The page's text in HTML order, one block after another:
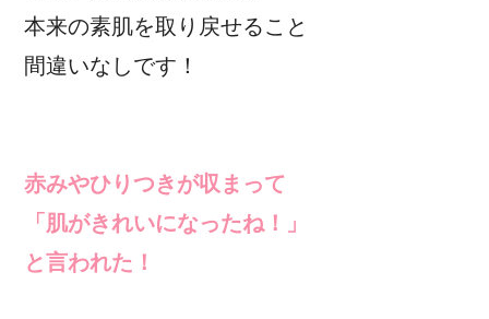
本来の素肌を取り戻せること
間違いなしです！
赤みやひりつきが収まって
「肌がきれいになったね！」
と言われた！